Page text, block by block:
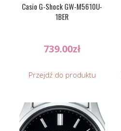
Casio G-Shock GW-M5610U-
1BER
739.00zł
Przejdź do produktu